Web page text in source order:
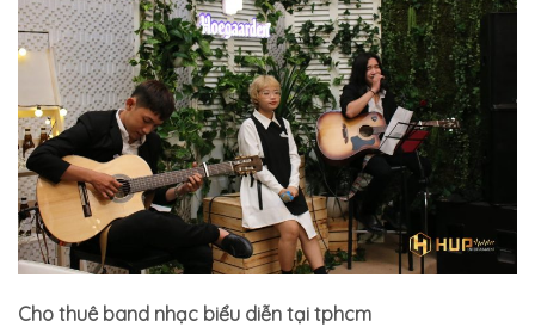
Cho thuê band nhạc biểu diễn tại tphcm